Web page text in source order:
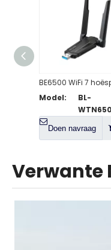
Model:
BL-
Doen navraag
Verwante